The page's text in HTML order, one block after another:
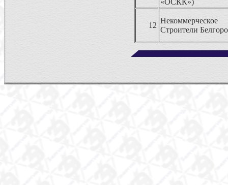
«ОСКК»)
12
Строители